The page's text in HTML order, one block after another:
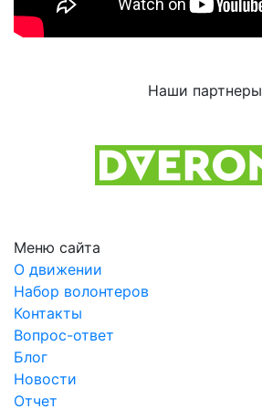
Наши партнеры
Меню сайта
О движении
Набор волонтеров
Контакты
Вопрос-ответ
Блог
Новости
Отчет